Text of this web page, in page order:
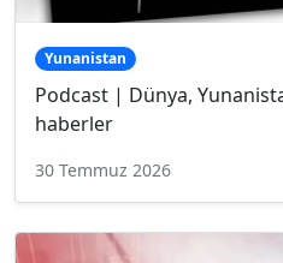
Yunanistan
Podcast | Dünya,
haberler
30 Temmuz 2026